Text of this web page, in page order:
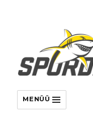
MENÜÜ